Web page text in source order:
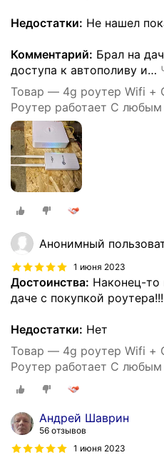
Недостатки: Не нашел
Комментарий: Брал на
доступа к автополиву и…
Товар — 4g роутер Wifi +
Роутер работает С
россии, крыма, СНГ.
требует настроек! Прочный
Анонимный
1 июня 2023
Достоинства: Наконец-то
даче с покупкой
Недостатки: Нет
Товар — 4g роутер Wifi +
Роутер работает С
россии, крыма, СНГ.
требует настроек! Прочный
Андрей Шаврин
56 отзывов
1 июня 2023